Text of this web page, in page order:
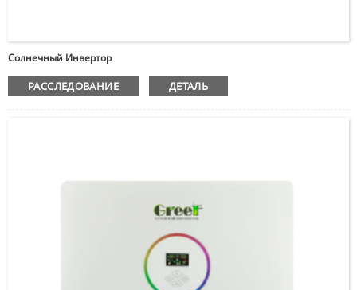
Солнечный Инвертор
РАССЛЕДОВАНИЕ ДЕТАЛЬ